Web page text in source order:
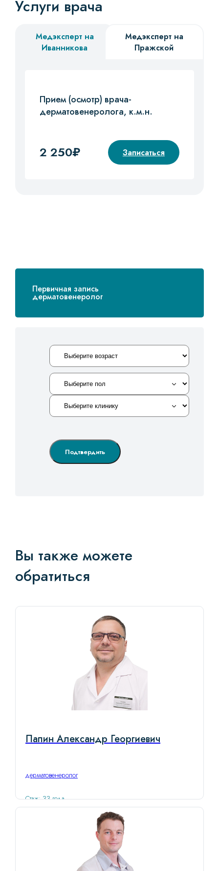
Услуги врача
Медэксперт на
Иванникова
Медэксперт на
Пражской
Прием (осмотр) врача-
дерматовенеролога, к.м.н.
2 250₽ Записаться
Первичная запись
дерматовенеролог
Подтвердить
Вы также можете
обратиться
Папин Александр Георгиевич
дерматовенеролог
Стаж: 33 года